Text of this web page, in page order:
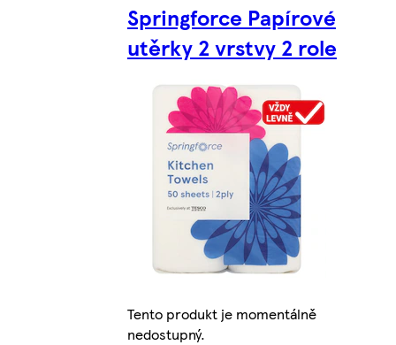
Springforce Papírové
utěrky 2 vrstvy 2 role
Tento produkt je momentálně
nedostupný.